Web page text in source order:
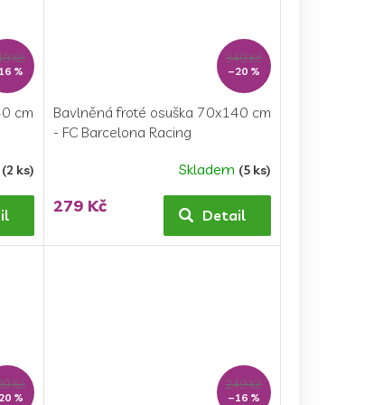
Kč
%
cm
(2 ks)
349 Kč
–20 %
Bavlněná froté osuška 70x140 cm
- FC Barcelona Racing
Skladem (5 ks)
279 Kč Detail
Kč
%
249 Kč
–16 %